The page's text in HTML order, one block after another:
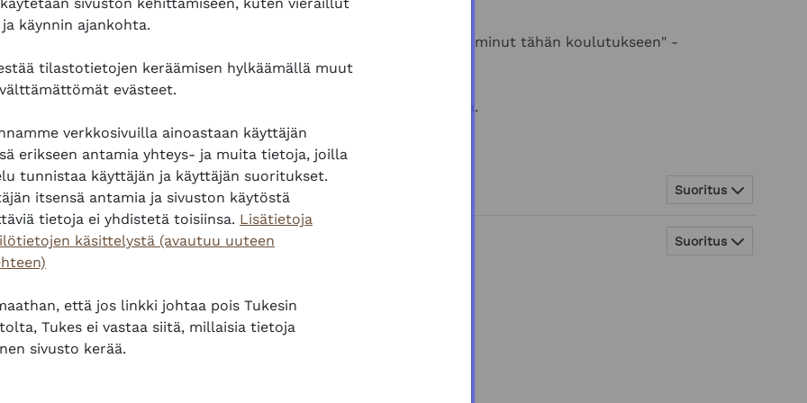
että olet kirjautunut sisään.
"Lisää minut tähän koulutukseen" -
Löydät painikkeen koulutuksen yläpalkista.
suorittamisesta ei ole ladattavissa Tukes Kampus -todistusta.
SCORM-paketti Suoritus
Verkko-osoite Suoritus
sivuston kehittämiseen, kuten vieraillut
käynnin ajankohta.
tilastotietojen keräämisen hylkäämällä muut
evästeet.
verkkosivuilla ainoastaan käyttäjän
erikseen antamia yhteys- ja muita tietoja, joilla
tunnistaa käyttäjän ja käyttäjän suoritukset.
itsensä antamia ja sivuston käytöstä
tietoja ei yhdistetä toisiinsa. Lisätietoja
käsittelystä (avautuu uuteen
että jos linkki johtaa pois Tukesin
Tukes ei vastaa siitä, millaisia tietoja
sivusto kerää.